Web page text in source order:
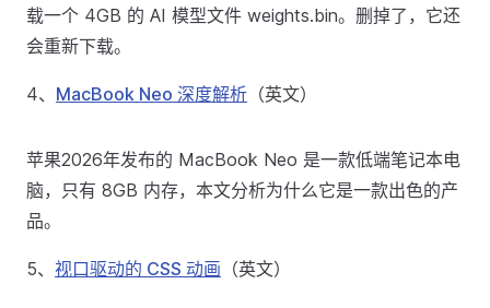
载一个 4GB 的 AI 模型文件 weights.bin。删掉了，它还
会重新下载。
4、 MacBook Neo 深度解析 （英文）
苹果2026年发布的 MacBook Neo 是一款低端笔记本电
脑，只有 8GB 内存，本文分析为什么它是一款出色的产
品。
5、 视口驱动的 CSS 动画 （英文）